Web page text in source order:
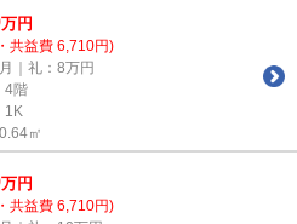
万円
共益費 6,710円)
｜礼：8万円
4階
1K
㎡
万円
共益費 6,710円)